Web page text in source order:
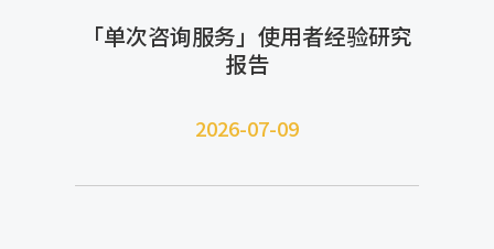
「单次咨询服务」使用者经验研究
报告
2026-07-09